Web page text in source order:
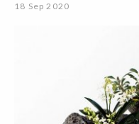
18 Sep 2020